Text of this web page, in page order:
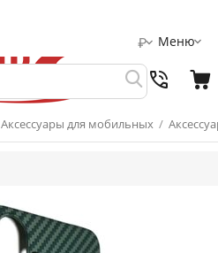
Меню
₽
Аксессуары для мобильных /